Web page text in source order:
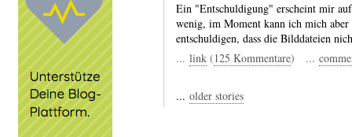
Ein "Entschuldigung" erscheint mir
wenig, im Moment kann ich mich
entschuldigen, dass die Bilddateien
... link (125 Kommentare) ...
... older stories